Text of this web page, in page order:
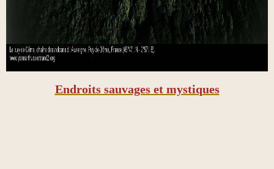
Endroits sauvages et mystiques